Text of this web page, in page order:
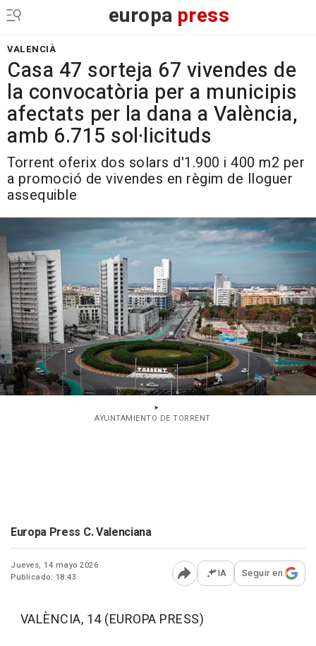
europa press
VALENCIÀ
Casa 47 sorteja 67 vivendes de
la convocatòria per a municipis
afectats per la dana a València,
amb 6.715 sol·licituds
Torrent oferix dos solars d'1.900 i 400 m2 per
a promoció de vivendes en règim de lloguer
assequible
AYUNTAMIENTO DE TORRENT
Europa Press C. Valenciana
Jueves, 14 mayo 2026
Publicado: 18:43
Abrir opciones para
IA Seguir en
VALÈNCIA, 14 (EUROPA PRESS)